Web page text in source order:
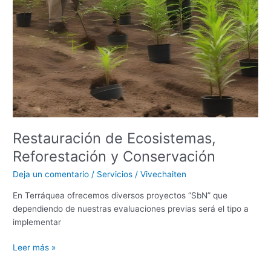
Restauración de Ecosistemas,
Reforestación y Conservación
Deja un comentario / Servicios /Vivechaiten
En Terráquea ofrecemos diversos proyectos “SbN” que
dependiendo de nuestras evaluaciones previas será el tipo a
implementar
Leer más »